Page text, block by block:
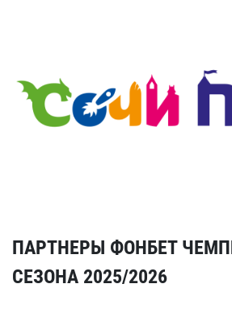
ПАРТНЕРЫ ФОНБЕТ
СЕЗОНА 2025/2026